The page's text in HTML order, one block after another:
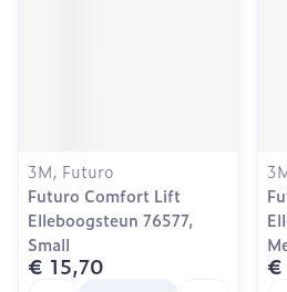
3M, Futuro
Futuro Comfort Lift
Elleboogsteun 76577,
Small
€ 15,70 €